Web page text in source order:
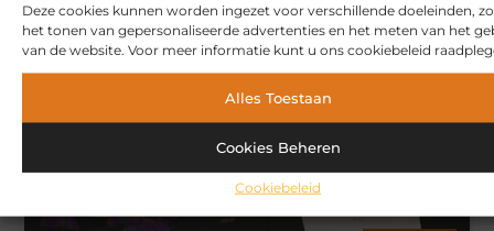
Deze cookies kunnen worden ingezet voor verschillende doeleinden,
het tonen van gepersonaliseerde advertenties en het meten van het
van de website. Voor meer informatie kunt u ons cookiebeleid
Alles Toestaan
Cookies Beheren
Cookiebeleid
Hoe u een webshop laat bouwen die klaar is voor